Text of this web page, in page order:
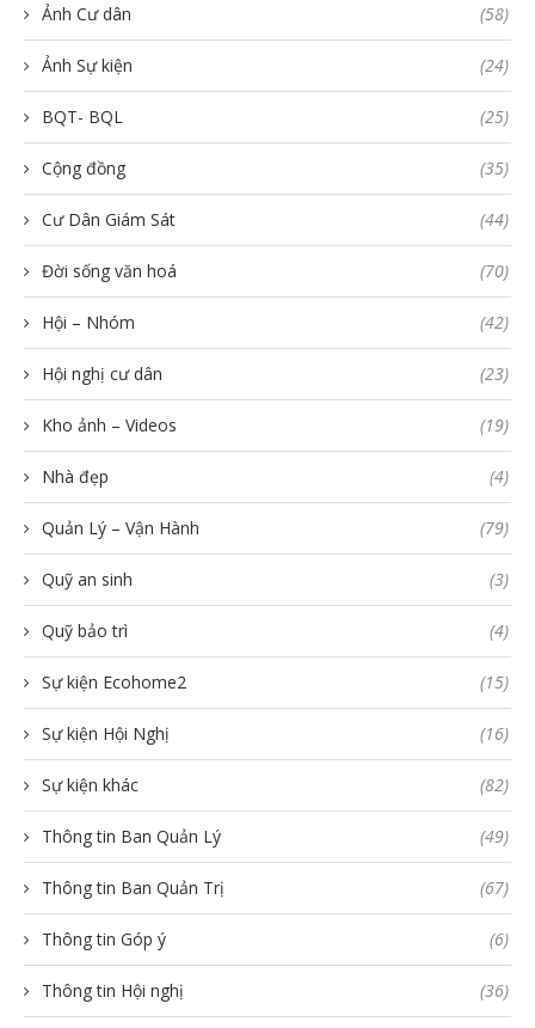
Ảnh Cư dân (58)
Ảnh Sự kiện (24)
BQT- BQL (25)
Cộng đồng (35)
Cư Dân Giám Sát (44)
Đời sống văn hoá (70)
Hội – Nhóm (42)
Hội nghị cư dân (23)
Kho ảnh – Videos (19)
Nhà đẹp (4)
Quản Lý – Vận Hành (79)
Quỹ an sinh (3)
Quỹ bảo trì (4)
Sự kiện Ecohome2 (15)
Sự kiện Hội Nghị (16)
Sự kiện khác (82)
Thông tin Ban Quản Lý (49)
Thông tin Ban Quản Trị (67)
Thông tin Góp ý (6)
Thông tin Hội nghị (36)